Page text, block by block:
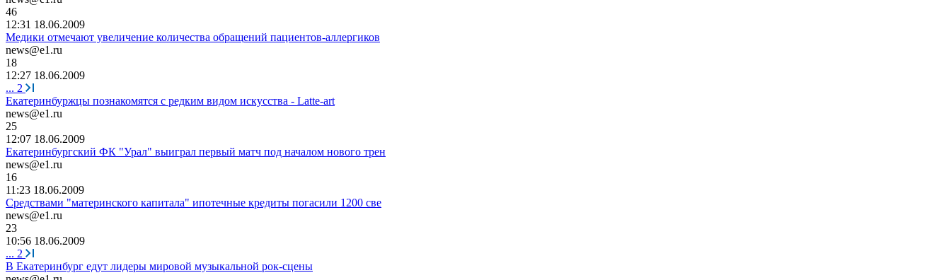
46
12:31 18.06.2009
Медики отмечают увеличение количества обращений пациентов-аллергиков
news@e1.ru
18
12:27 18.06.2009
... 2
Екатеринбуржцы познакомятся с редким видом искусства - Latte-art
news@e1.ru
25
12:07 18.06.2009
Екатеринбургский ФК "Урал" выиграл первый матч под началом нового трен
news@e1.ru
16
11:23 18.06.2009
Средствами "материнского капитала" ипотечные кредиты погасили 1200 све
news@e1.ru
23
10:56 18.06.2009
... 2
В Екатеринбург едут лидеры мировой музыкальной рок-сцены